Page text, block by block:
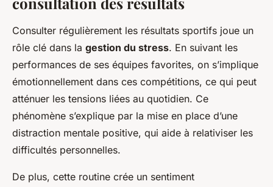
Consulter régulièrement les résultats sportifs joue un
rôle clé dans la gestion du stress. En suivant les
performances de ses équipes favorites, on s’implique
émotionnellement dans ces compétitions, ce qui peut
atténuer les tensions liées au quotidien. Ce
phénomène s’explique par la mise en place d’une
distraction mentale positive, qui aide à relativiser les
difficultés personnelles.
De plus, cette routine crée un sentiment